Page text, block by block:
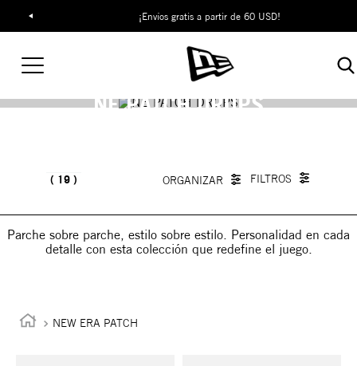
¡Envíos gratis a partir de 60 USD!
NE PATCH DROPS
19
Parche sobre parche, estilo sobre estilo. Personalidad en cada
detalle con esta colección que redefine el juego.
NEW ERA PATCH